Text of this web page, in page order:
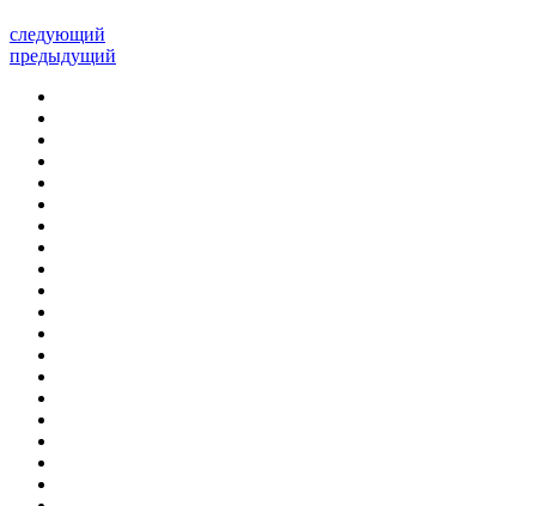
следующий
предыдущий